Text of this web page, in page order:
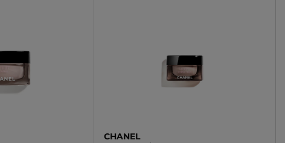
CHANEL